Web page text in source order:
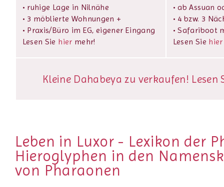
• ruhige Lage in Nilnähe
• 3 möblierte Wohnungen +
• Praxis/Büro im EG, eigener Eingang
Lesen Sie hier mehr!
• ab Assuan
• 4 bzw. 3
• Safariboot
Lesen Sie hier
Kleine Dahabeya zu verkaufen! Lesen
Leben in Luxor - Lexikon der
Hieroglyphen in den
von Pharaonen